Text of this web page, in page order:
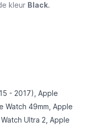
kleur Black.
- 2017), Apple
Watch 49mm, Apple
Ultra 2, Apple